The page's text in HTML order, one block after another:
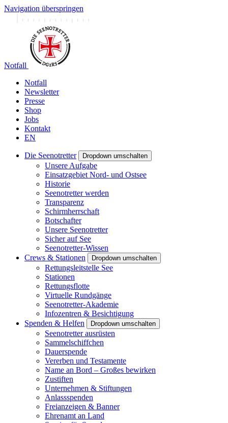
Navigation überspringen
Notfall
Notfall
Newsletter
Presse
Shop
Jobs
Kontakt
EN
Die Seenotretter Dropdown umschalten
Unsere Aufgabe
Einsatzgebiet Nord- und Ostsee
Historie
Seenotretter werden
Transparenz
Schirmherrschaft
Botschafter
Unsere Seenotretter
Sicher auf See
Seenotretter-Wissen
Crews & Stationen
Dropdown umschalten
Rettungsleitstelle See
Stationen
Rettungsflotte
Virtuelle Rundgänge
Seenotretter-Akademie
Infozentren & Besichtigung
Spenden & Helfen
Dropdown umschalten
Seenotretter ausrüsten
Sammelschiffchen
Dauerspende
Vererben und Testamente
Name an Bord – Großes bewirken
Zustiften
Unternehmen & Stiftungen
Anlassspenden
Freianzeigen & Banner
Ehrenamt an Land